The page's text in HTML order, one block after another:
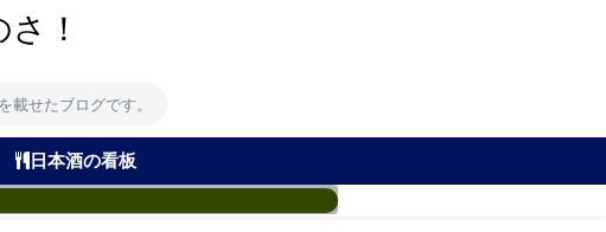
！
載せたブログです。
日本酒の看板